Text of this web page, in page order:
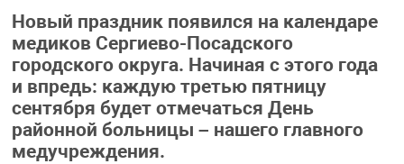
Новый праздник появился на календаре
медиков Сергиево-Посадского
городского округа. Начиная с этого года
и впредь: каждую третью пятницу
сентября будет отмечаться День
районной больницы – нашего главного
медучреждения.